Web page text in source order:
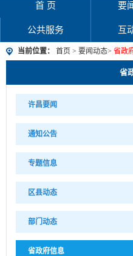
首 页 要
公共服务 互
当前位置： 首页 > 要闻动态> 省政
省
许昌要闻
通知公告
专题信息
区县动态
部门动态
省政府信息